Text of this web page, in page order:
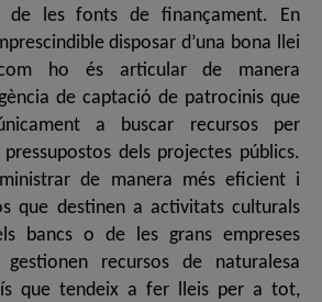
de les fonts de finançament. En
disposar d’una bona llei
ho és articular de manera
de captació de patrocinis que
a buscar recursos per
dels projectes públics.
de manera més eficient i
que destinen a activitats culturals
bancs o de les grans empreses
gestionen recursos de naturalesa
que tendeix a fer lleis per a tot,